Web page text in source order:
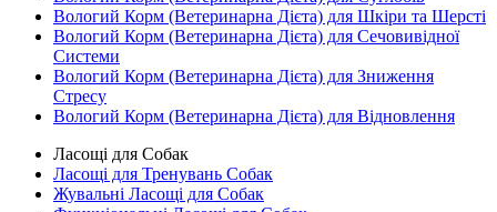
Вологий Корм (Ветеринарна Дієта) для Шкіри та Шерсті
Вологий Корм (Ветеринарна Дієта) для Сечовивідної
Системи
Вологий Корм (Ветеринарна Дієта) для Зниження
Стресу
Вологий Корм (Ветеринарна Дієта) для Відновлення
Ласощі для Собак
Ласощі для Тренувань Собак
Жувальні Ласощі для Собак